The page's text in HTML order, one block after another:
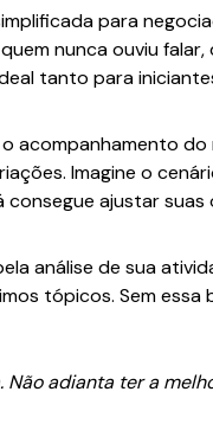
para
nunca ouviu falar,
tanto para
acompanhamento
Imagine o
ajustar
análise de sua
tópicos. Sem essa
adianta ter a